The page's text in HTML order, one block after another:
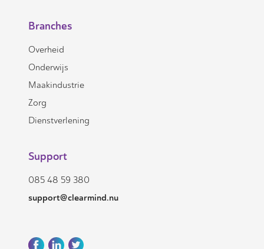
Branches
Overheid
Onderwijs
Maakindustrie
Zorg
Dienstverlening
Support
085 48 59 380
support@clearmind.nu